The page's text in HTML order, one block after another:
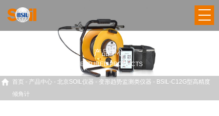
产品中心
FEATURED PRODUCTS
首页 - 产品中心 - 北京SOIL仪器 - 变形趋势监测类仪器 - BSIL-C12G型高精度
倾角计